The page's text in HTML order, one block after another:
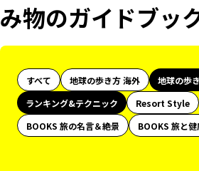
み物のガイドブッ
すべて 地球の歩き方 海外 地球の歩
ランキング&テクニック
Resort Style
BOOKS 旅の名言＆絶景
BOOKS 旅と健